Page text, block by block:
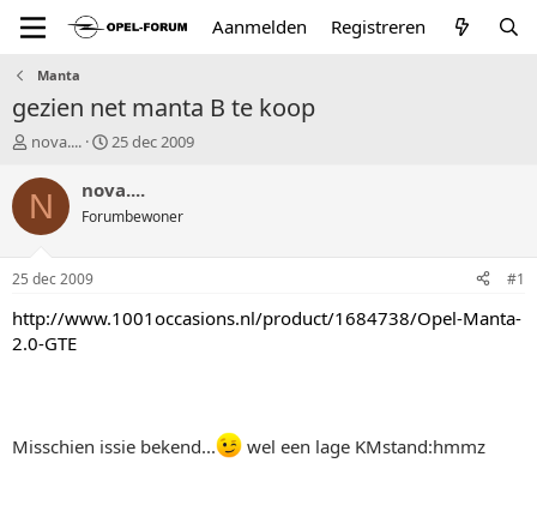
Aanmelden Registreren
Manta
gezien net manta B te koop
T
p
a
r
t
e
nova....
S
a
t
u
25 dec 2009
N nova....
Forumbewoner
25 dec 2009 #1
http://www.1001occasions.nl/product/1684738/Opel-Manta-
2.0-GTE
Misschien issie bekend... wel een lage KMstand:hmmz